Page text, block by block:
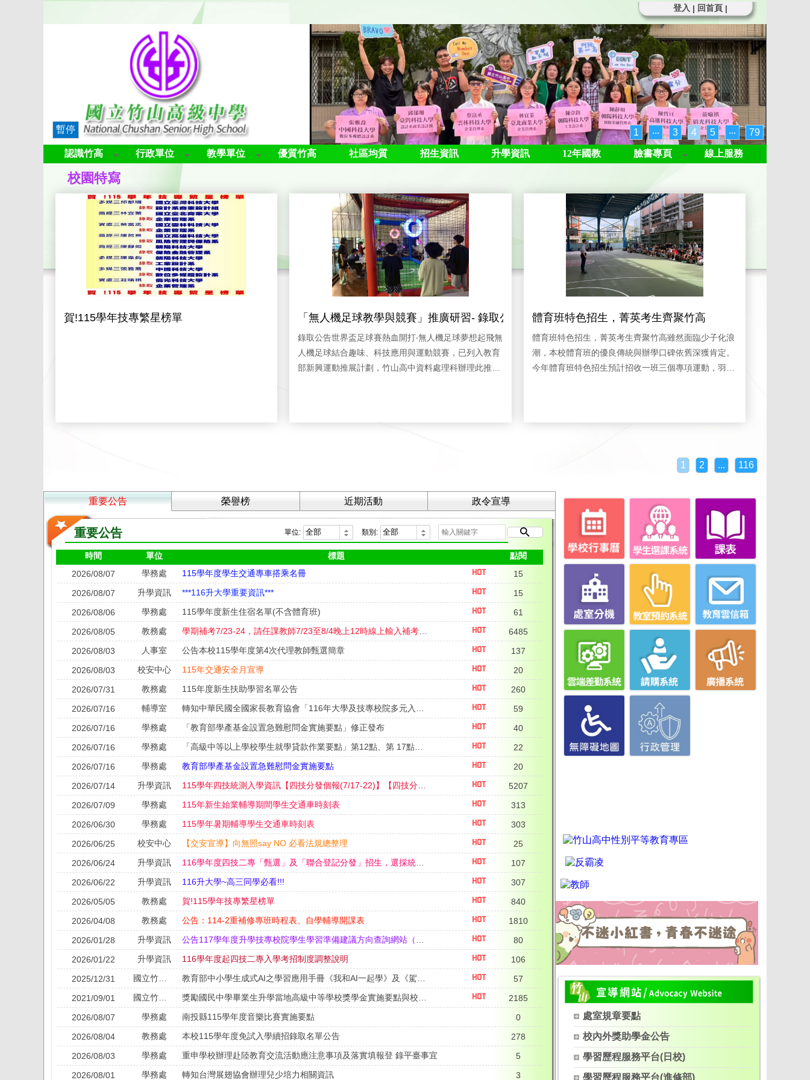
登入 | 回首頁 |
暫停 1 ‧‧‧ 3 4 5 ‧‧‧ 79
認識竹高 行政單位 教學單位 優質竹高 社區均質 招生資訊 升學資訊 12年國教 臉書專頁 線上服務
校園特寫
賀!115學年技專繁星榜單 「無人機足球教學與競賽」推廣研習- 錄取公告
錄取公告世界盃足球賽熱血開打‧無人機足球夢想起飛無
人機足球結合趣味、科技應用與運動競賽，已列入教育
部新興運動推展計劃，竹山高中資料處理科辦理此推廣
師生探索新興科技的興趣。老少咸宜。快速入門。歡迎
體育班特色招生，菁英考生齊聚竹高
體育班特色招生，菁英考生齊聚竹高雖然面臨少子化浪
潮，本校體育班的優良傳統與辦學口碑依舊深獲肯定。
今年體育班特色招生預計招收一班三個專項運動，羽球
挑戰之考生。一大早，校園裡就充滿了熱血與朝氣！炎
生前來，每位考生的眼神都充滿了必勝的自信心。招生
測驗分為兩大考驗，對體力與技術都是大挑戰。1.體能
跑。2.術科測驗：羽球、籃球、曲棍球的專業技術展
現。感謝所有家長特別陪伴孩子前來，您們是孩子最強
大的後盾，學校也預祝所有的考生今天都能頂住壓力、
突破自我，順利完成各項測驗，千萬別受傷。期待考生
發揮最佳實力，一起加入竹高體育班這個大家庭，一起
進行學術專修，多元培育模式，讓孩子在專長訓練之餘
兼顧學科能力，未來不論是術科獨招、學術多元升學，
都擁有最強大的競爭力！文武雙全，就是體育班的招
牌，續寫優秀傳統、閃耀竹高。
1 2 ... 116
重要公告 榮譽榜 近期活動 政令宣導
重要公告 單位: 類別:
時間 單位 標題
點閱
2026/08/07
學務處 115學年度學生交通專車搭乘名冊
15
2026/08/07
升學資訊 ***116升大學重要資訊***
15
2026/08/06
學務處 115學年度新生住宿名單(不含體育班)
61
2026/08/05
教務處
6485
2026/08/03
人事室 公告本校115學年度第4次代理教師甄選簡章
137
2026/08/03
校安中心 115年交通安全月宣導
20
2026/07/31
教務處 115年度新生扶助學習名單公告
260
2026/07/16
輔導室
59
2026/07/16
學務處 「教育部學產基金設置急難慰問金實施要點」修正發布
40
2026/07/16
學務處
22
2026/07/16
學務處 教育部學產基金設置急難慰問金實施要點
20
2026/07/14
升學資訊
5207
2026/07/09
學務處 115年新生始業輔導期間學生交通車時刻表
313
2026/06/30
學務處 115學年暑期輔導學生交通車時刻表
303
2026/06/25
校安中心 【交安宣導】向無照say NO 必看法規總整理
25
2026/06/24
升學資訊
107
2026/06/22
升學資訊 116升大學~高三同學必看!!!
307
2026/05/05
教務處 賀!115學年技專繁星榜單
840
2026/04/08
教務處 公告：114-2重補修專班時程表、自學輔導開課表
1810
2026/01/28
升學資訊
80
2026/01/22
升學資訊 116學年度起四技二專入學考招制度調整說明
106
2025/12/31
57
2021/09/01
2185
2026/08/07
學務處 南投縣115學年度音樂比賽實施要點
0
2026/08/04
教務處 本校115學年度免試入學續招錄取名單公告
278
2026/08/03
學務處 重申學校辦理赴陸教育交流活動應注意事項及落實填報登 錄平臺事宜
5
2026/08/01
學務處 轉知台灣展翅協會辦理兒少培力相關資訊 3
處室規章要點
校內外獎助學金公告
學習歷程服務平台(日校)
學習歷程服務平台(進修部)